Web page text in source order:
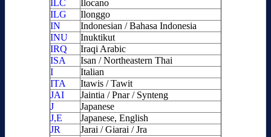
ILC
Ilocano
ILG
Ilonggo
IN
Indonesian / Bahasa Indonesia
INU
Inuktikut
IRQ
Iraqi Arabic
ISA
Isan / Northeastern Thai
I
Italian
ITA
Itawis / Tawit
JAI
Jaintia / Pnar / Synteng
J
Japanese
J,E
Japanese, English
JR
Jarai / Giarai / Jra